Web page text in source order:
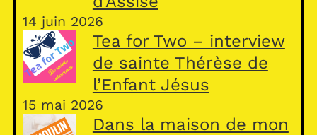
14 juin 2026
Tea for Two – interview
de sainte Thérèse de
l’Enfant Jésus
15 mai 2026
Dans la maison de mon